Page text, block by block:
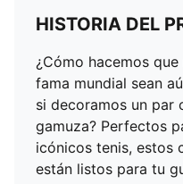
HISTORIA DEL
¿Cómo hacemos
fama mundial sean
si decoramos un par
gamuza? Perfectos
icónicos tenis, estos
están listos para tu